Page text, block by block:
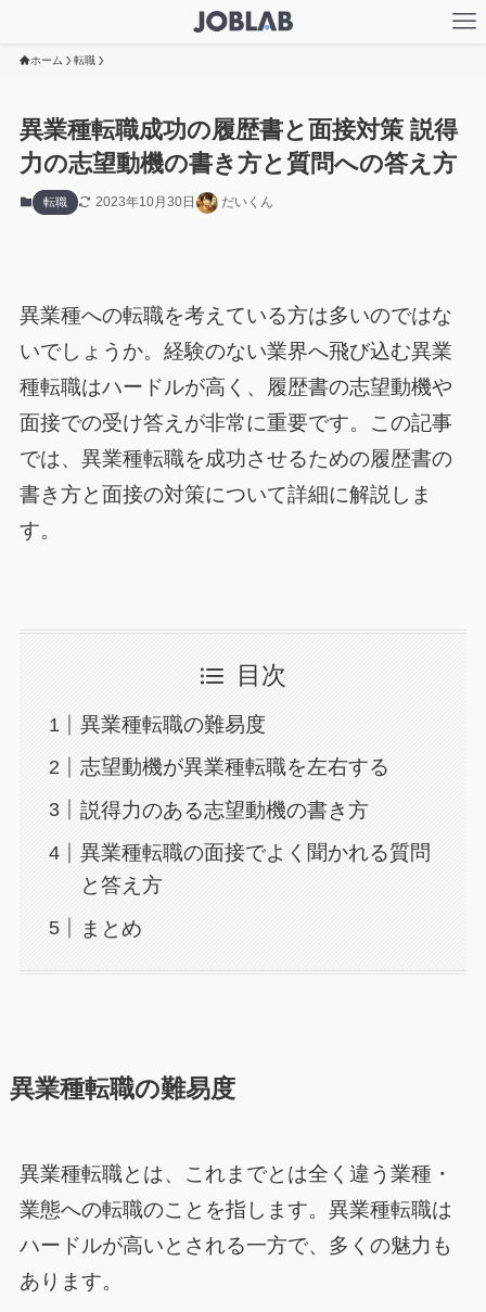
ホーム 転職
異業種転職成功の履歴書と面接対策 説得
力の志望動機の書き方と質問への答え方
転職 2023年10月30日 だいくん
異業種への転職を考えている方は多いのではな
いでしょうか。経験のない業界へ飛び込む異業
種転職はハードルが高く、履歴書の志望動機や
面接での受け答えが非常に重要です。この記事
では、異業種転職を成功させるための履歴書の
書き方と面接の対策について詳細に解説しま
す。
目次
異業種転職の難易度
志望動機が異業種転職を左右する
説得力のある志望動機の書き方
異業種転職の面接でよく聞かれる質問
と答え方
まとめ
異業種転職の難易度
異業種転職とは、これまでとは全く違う業種・
業態への転職のことを指します。異業種転職は
ハードルが高いとされる一方で、多くの魅力も
あります。